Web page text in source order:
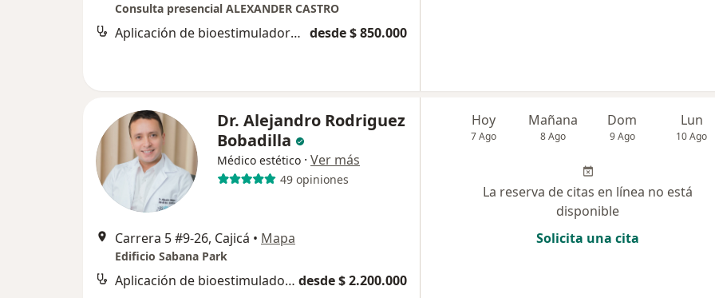
Consulta presencial ALEXANDER CASTRO
Aplicación de bioestimuladores de colágeno desde $ 850.000
Dr. Alejandro Rodriguez
Bobadilla
Médico estético · Ver más
49 opiniones
Carrera 5 #9-26, Cajicá • Mapa
Edificio Sabana Park
Aplicación de bioestimuladores de colágeno desde $ 2.200.000
Hoy
7 Ago
Mañana
8 Ago
Dom
9 Ago
Lun
10 Ago
La reserva de citas en línea no está
disponible
Solicita una cita